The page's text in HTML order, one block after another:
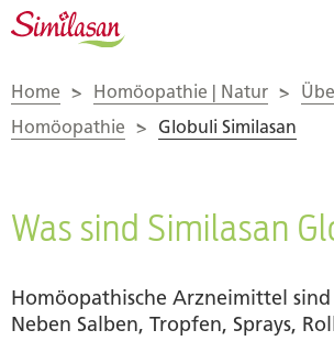
Home > Homöopathie | Natur >
Homöopathie > Globuli Similasan
Was sind Similasan
Homöopathische Arzneimittel
Neben Salben, Tropfen, Sprays,